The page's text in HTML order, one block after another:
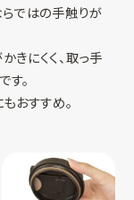
ではの手触りが
にくく、取っ手
。
おすすめ。